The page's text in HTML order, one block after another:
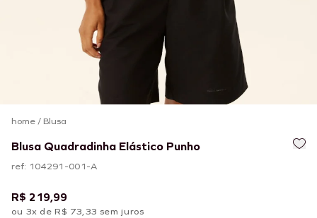
home/ Blusa
Blusa Quadradinha Elástico Punho
ref: 104291-001-A
R$ 219,99
ou 3x de R$ 73,33 sem juros